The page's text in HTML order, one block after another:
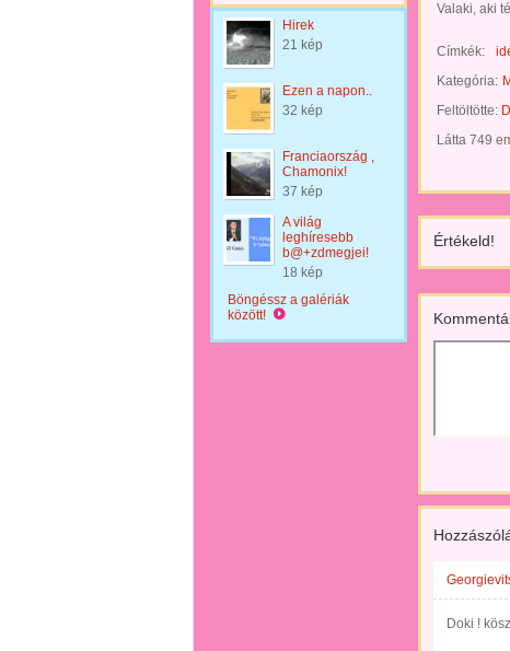
Hirek
21 kép
Ezen a napon..
32 kép
Franciaország ,
Chamonix!
37 kép
A világ
leghíresebb
b@+zdmegjei!
18 kép
Böngéssz a galériák
között!
Valaki, aki
Címkék:
Kategória:
Feltöltötte:
Látta 749
Értékeld!
Doki !